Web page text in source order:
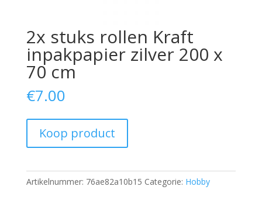
2x stuks rollen Kraft
inpakpapier zilver 200 x
70 cm
€7.00
Koop product
Artikelnummer: 76ae82a10b15 Categorie: Hobby